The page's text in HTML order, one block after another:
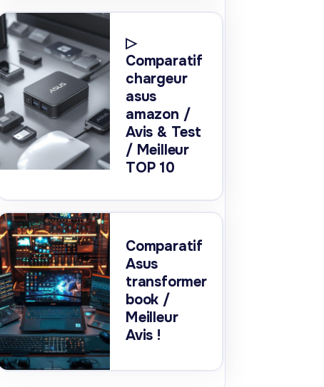
▷
Comparatif
chargeur
asus
amazon /
Avis & Test
/ Meilleur
TOP 10
Comparatif
Asus
transformer
book /
Meilleur
Avis !